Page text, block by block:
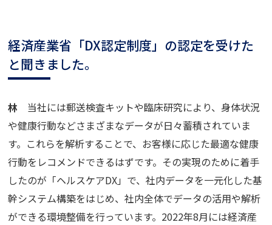
経済産業省「DX認定制度」の認定を受けた
と聞きました。
林 当社には郵送検査キットや臨床研究により、身体状況
や健康行動などさまざまなデータが日々蓄積されていま
す。これらを解析することで、お客様に応じた最適な健康
行動をレコメンドできるはずです。その実現のために着手
したのが「ヘルスケアDX」で、社内データを一元化した基
幹システム構築をはじめ、社内全体でデータの活用や解析
ができる環境整備を行っています。2022年8月には経済産